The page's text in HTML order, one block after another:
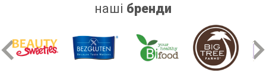
наші бренди